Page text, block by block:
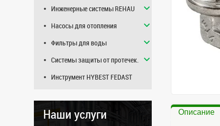
Описание
Инженерные системы REHAU
Насосы для отопления
Фильтры для воды
Системы защиты от протечек.
Инструмент HYBEST FEDAST
Наши услуги